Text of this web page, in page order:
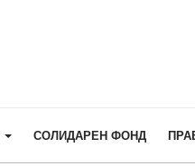
СОЛИДАРЕН ФОНД